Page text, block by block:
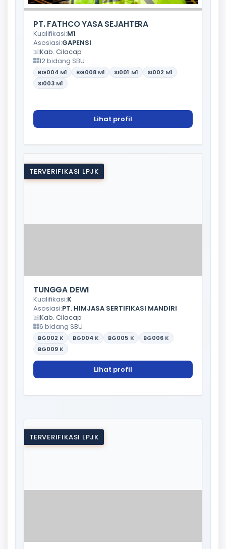
PT. FATHCO YASA SEJAHTERA
Kualifikasi:M1
Asosiasi:GAPENSI
Kab. Cilacap
12 bidang SBU
BG004 M1 BG008 M1 SI001 M1 SI002 M1
SI003 M1
Lihat profil
TERVERIFIKASI LPJK
TUNGGA DEWI
Kualifikasi:K
Asosiasi:PT. HIMJASA SERTIFIKASI MANDIRI
Kab. Cilacap
6 bidang SBU
BG002 K BG004 K BG005 K BG006 K
BG009 K
Lihat profil
TERVERIFIKASI LPJK